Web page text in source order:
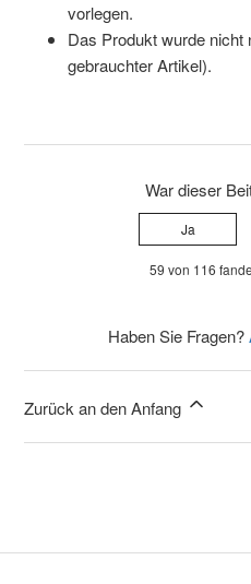
vorlegen.
Das Produkt wurde nicht
gebrauchter Artikel).
War dieser
Ja
59 von 116
Haben Sie Fragen?
Zurück an den Anfang